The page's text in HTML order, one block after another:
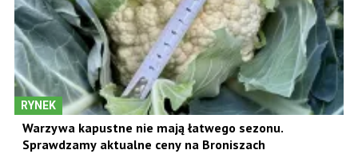
RYNEK
Warzywa kapustne nie mają łatwego sezonu.
Sprawdzamy aktualne ceny na Broniszach